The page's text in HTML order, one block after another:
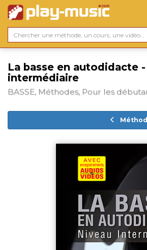
La basse en autodidacte
intermédiaire
BASSE, Méthodes, Pour les